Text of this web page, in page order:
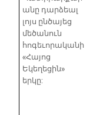
անը դարձեալ
լոյս ընծայեց
մեծանուն
հոգեւորականի
«Հայոց
Եկեղեցին»
երկը: